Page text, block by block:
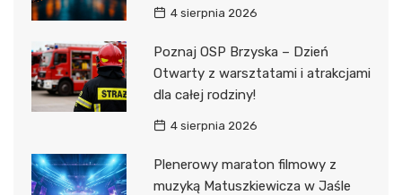
4 sierpnia 2026
Poznaj OSP Brzyska – Dzień
Otwarty z warsztatami i atrakcjami
dla całej rodziny!
4 sierpnia 2026
Plenerowy maraton filmowy z
muzyką Matuszkiewicza w Jaśle